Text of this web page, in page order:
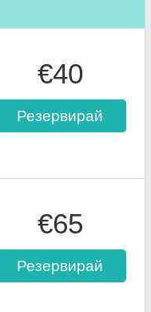
€40
Резервирай
€65
Резервирай